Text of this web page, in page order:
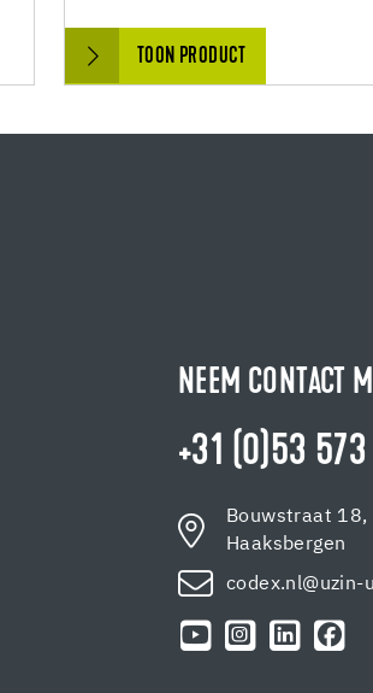
TOON PRODUCT
NEEM CONTACT
+31 (0)53
Bouwstraat 18,
Haaksbergen
codex.nl@uzin-